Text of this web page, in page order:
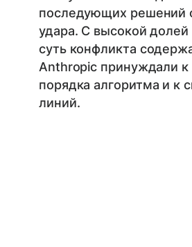
последующих решений
удара. С высокой долей
суть конфликта
Anthropic принуждали к
порядка алгоритма и к
линий.